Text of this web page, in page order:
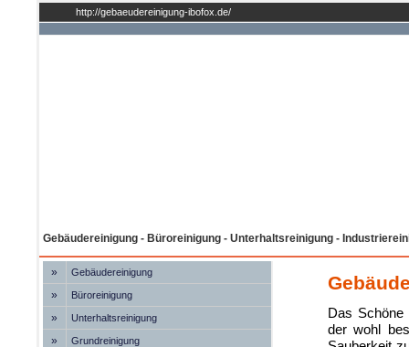
http://gebaeudereinigung-ibofox.de/
Gebäudereinigung - Büroreinigung - Unterhaltsreinigung -
» Gebäudereinigung
» Büroreinigung
» Unterhaltsreinigung
» Grundreinigung
Das Schöne
der wohl